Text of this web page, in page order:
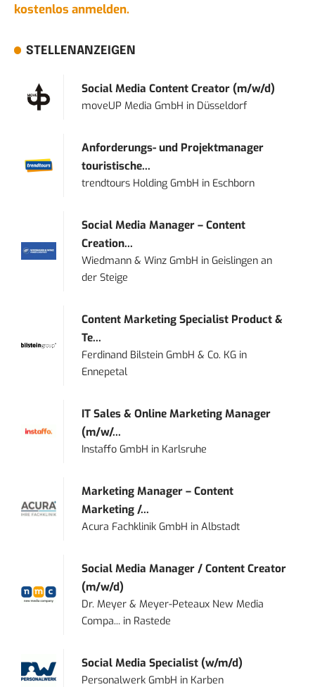
kostenlos anmelden.
STELLENANZEIGEN
Social Media Content Creator (m/w/d)
moveUP Media GmbH in Düsseldorf
Anforderungs- und Projektmanager
touristische...
trendtours Holding GmbH in Eschborn
Social Media Manager – Content
Creation...
Wiedmann & Winz GmbH inGeislingen an
der Steige
Content Marketing Specialist Product &
Te...
Ferdinand Bilstein GmbH & Co. KG in
Ennepetal
IT Sales & Online Marketing Manager
(m/w/...
Instaffo GmbH in Karlsruhe
Marketing Manager – Content
Marketing /...
Acura Fachklinik GmbH inAlbstadt
Social Media Manager / Content Creator
(m/w/d)
Dr. Meyer & Meyer-Peteaux New Media
Compa... in Rastede
Social Media Specialist (w/m/d)
Personalwerk GmbH in Karben